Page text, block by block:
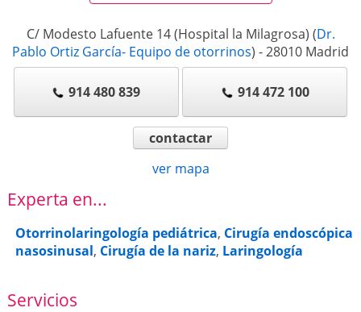
C/ Modesto Lafuente 14 (Hospital la Milagrosa) (Dr.
Pablo Ortiz García- Equipo de otorrinos) -28010 Madrid
914 480 839 914 472 100
contactar
ver mapa
Experta en...
Otorrinolaringología pediátrica, Cirugía endoscópica
nasosinusal, Cirugía de la nariz, Laringología
Servicios